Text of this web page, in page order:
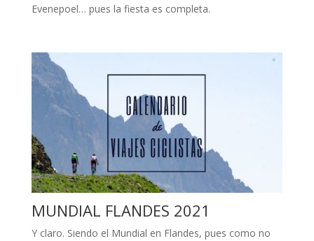
Evenepoel… pues la fiesta es completa.
MUNDIAL FLANDES 2021
Y claro. Siendo el Mundial en Flandes, pues como no